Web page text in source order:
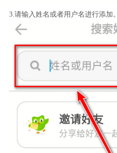
3.请输入姓名或者用户名进行添加。